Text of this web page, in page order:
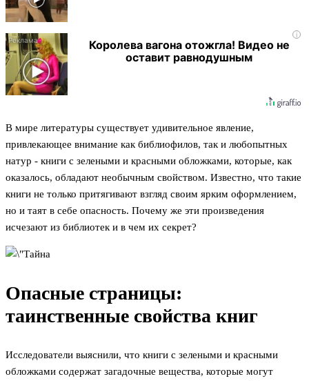
i
Королева вагона отожгла! Видео не
оставит равнодушным
В мире литературы существует удивительное явление,
привлекающее внимание как библиофилов, так и любопытных
натур - книги с зелеными и красными обложками, которые, как
оказалось, обладают необычным свойством. Известно, что такие
книги не только притягивают взгляд своим ярким оформлением,
но и таят в себе опасность. Почему же эти произведения
исчезают из библиотек и в чем их секрет?
Опасные страницы:
таинственные свойства книг
Исследователи выяснили, что книги с зелеными и красными
обложками содержат загадочные вещества, которые могут